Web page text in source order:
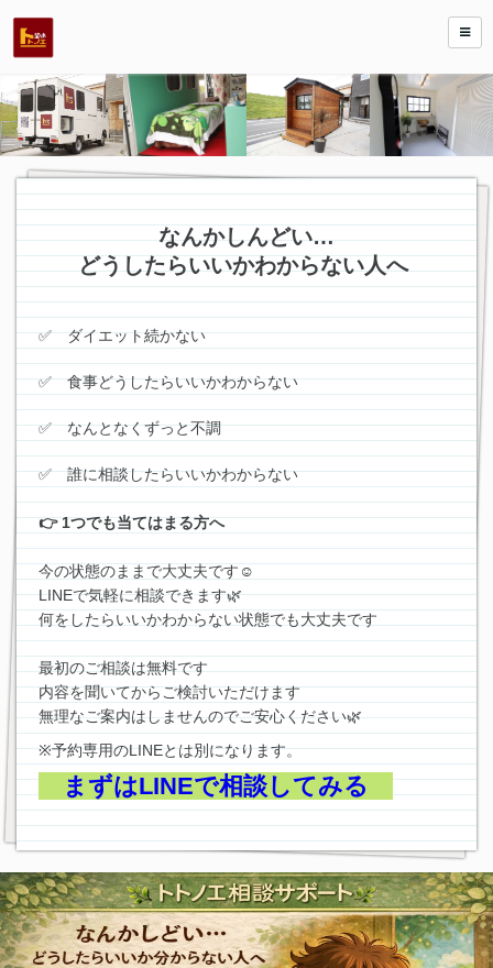
なんかしんどい…
どうしたらいいかわからない人へ
✅ ダイエット続かない
✅ 食事どうしたらいいかわからない
✅ なんとなくずっと不調
✅ 誰に相談したらいいかわからない
👉 1つでも当てはまる方へ
今の状態のままで大丈夫です☺️
LINEで気軽に相談できます🌿
何をしたらいいかわからない状態でも大丈夫です
最初のご相談は無料です
内容を聞いてからご検討いただけます
無理なご案内はしませんのでご安心ください🌿
※予約専用のLINEとは別になります。
まずはLINEで相談してみる